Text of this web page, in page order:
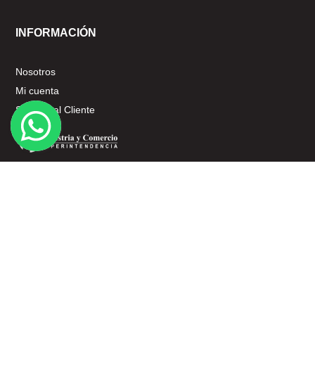
INFORMACIÓN
Nosotros
Mi cuenta
Servicio al Cliente